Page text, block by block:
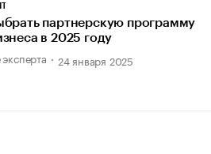
партнерскую программу
в 2025 году
24 января 2025